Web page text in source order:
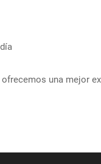
una mejor